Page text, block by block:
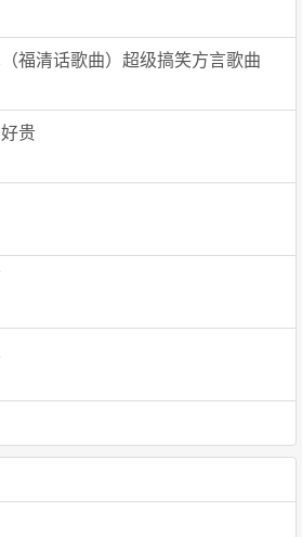
福清话歌曲）超级搞笑方言歌曲
贵